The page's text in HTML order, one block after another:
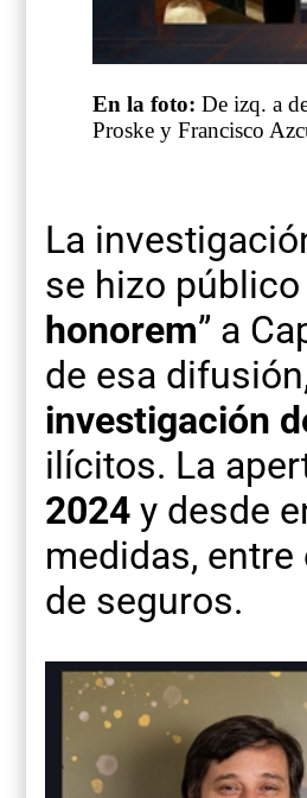
En la foto: De izq. a
Proske y Francisco
La
se hizo
honorem” a
de esa
investigación
ilícitos. La
2024 y desde
medidas, entre
de seguros.